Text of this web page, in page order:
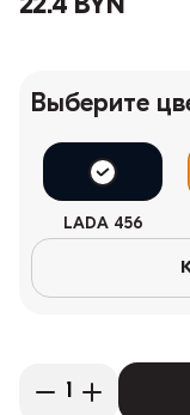
22.4 BYN
Выберите
LADA 456